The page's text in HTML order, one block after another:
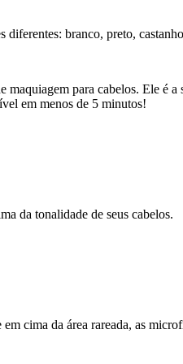
diferentes: branco, preto,
para cabelos. Ele é
em menos de 5 minutos!
da tonalidade de seus cabelos.
cima da área rareada, as